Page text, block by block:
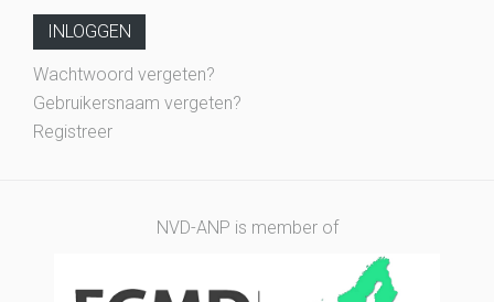
INLOGGEN
Wachtwoord vergeten?
Gebruikersnaam vergeten?
Registreer
NVD-ANP is member of